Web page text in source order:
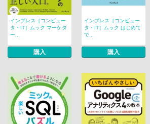
インプレス［コンピュー
タ・IT］ムック マーケタ
ー...
購入
インプレス［コンピュー
タ・IT］ムック はじめて
で...
購入